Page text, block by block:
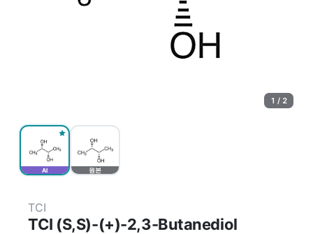
AI 원본
1 / 2
TCI
TCI (S,S)-(+)-2,3-Butanediol